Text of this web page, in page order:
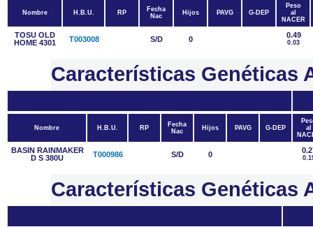
Nombre H.B.U. RP
Fecha
Nac
Hijos PAVG G-DEP
Peso
al
NACER
TOSU OLD
HOME 4301
T003008 S/D 0 0.49
0.03
Características Genéticas
Nombre H.B.U. RP
Fecha
Nac
Hijos PAVG G-DEP
al
BASIN RAINMAKER
D S 380U
T000986 S/D 0
Características Genéticas